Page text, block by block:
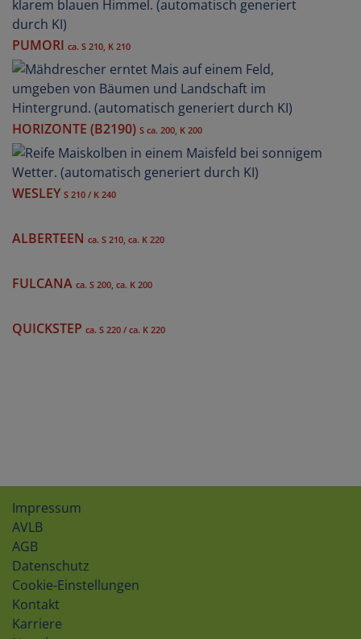
PUMORI ca. S 210, K 210
HORIZONTE (B2190) S ca. 200, K 200
WESLEY S 210 / K 240
ALBERTEEN ca. S 210, ca. K 220
FULCANA ca. S 200, ca. K 200
QUICKSTEP ca. S 220 / ca. K 220
Impressum
AVLB
AGB
Datenschutz
Cookie-Einstellungen
Kontakt
Karriere